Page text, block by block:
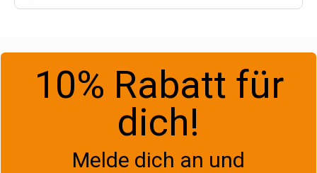
10% Rabatt für
dich!
Melde dich an und